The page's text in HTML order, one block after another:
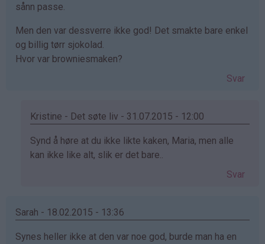
sånn passe.
Men den var dessverre ikke god! Det smakte bare enkel
og billig tørr sjokolad.
Hvor var browniesmaken?
Svar
Kristine - Det søte liv - 31.07.2015 - 12:00
Som
svar
(ikke
Synd å høre at du ikke likte kaken, Maria, men alle
kan ikke like alt, slik er det bare..
Svar
Sarah - 18.02.2015 - 13:36
Synes heller ikke at den var noe god, burde man ha en